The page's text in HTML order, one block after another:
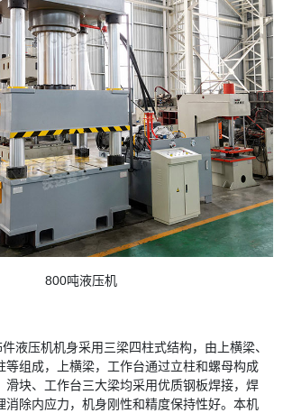
800吨液压机
液压机机身采用三梁四柱式结构，由上横梁、
等组成，上横梁，工作台通过立柱和螺母构成
滑块、工作台三大梁均采用优质钢板焊接，焊
消除内应力，机身刚性和精度保持性好。本机